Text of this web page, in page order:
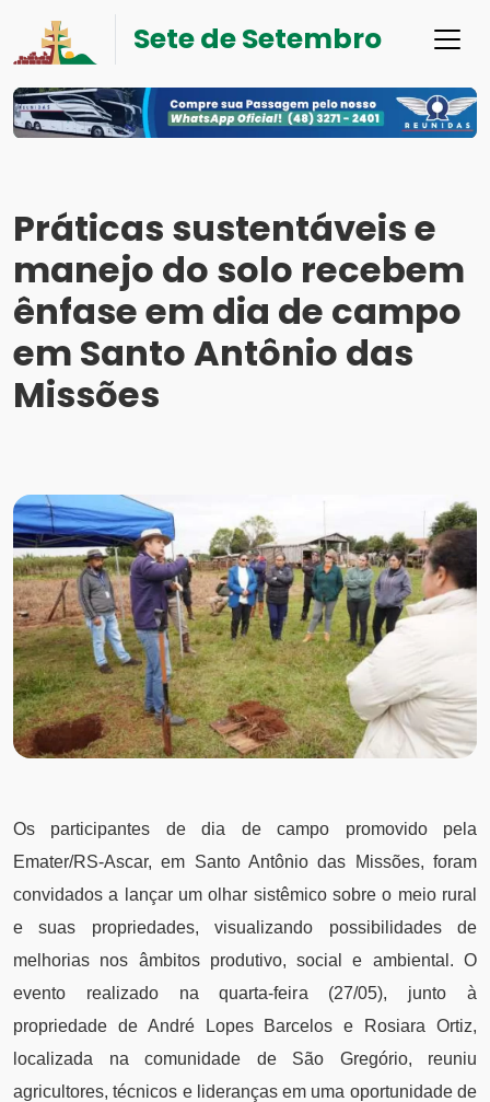
Sete de Setembro
Práticas sustentáveis e
manejo do solo recebem
ênfase em dia de campo
em Santo Antônio das
Missões
Os participantes de dia de campo promovido pela
Emater/RS-Ascar, em Santo Antônio das Missões, foram
convidados a lançar um olhar sistêmico sobre o meio rural
e suas propriedades, visualizando possibilidades de
melhorias nos âmbitos produtivo, social e ambiental. O
evento realizado na quarta-feira (27/05), junto à
propriedade de André Lopes Barcelos e Rosiara Ortiz,
localizada na comunidade de São Gregório, reuniu
agricultores, técnicos e lideranças em uma oportunidade de